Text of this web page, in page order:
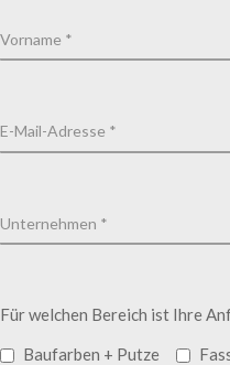
Für welchen Bereich ist Ihre
Baufarben + Putze